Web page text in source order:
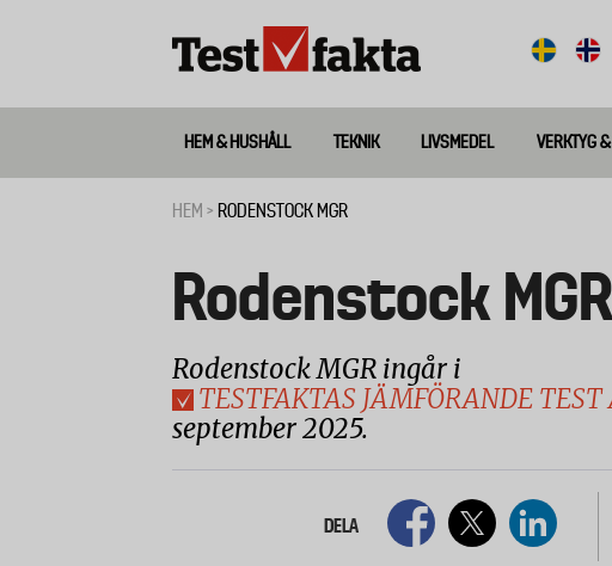
Huvudmeny
ny
HEM & HUSHÅLL TEKNIK LIVSMEDEL VERKTYG
HEM RODENSTOCK MGR
Rodenstock MGR
Rodenstock MGR ingår i
TESTFAKTAS JÄMFÖRANDE TEST
september 2025.
DELA